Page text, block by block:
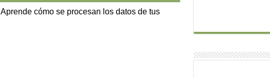
Aprende cómo se procesan los datos de tus